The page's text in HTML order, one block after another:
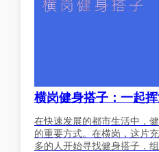
横岗健身搭子：一起
在快速发展的都市生活中，
的重要方式。在横岗，这片
多的人开始寻找健身搭子，